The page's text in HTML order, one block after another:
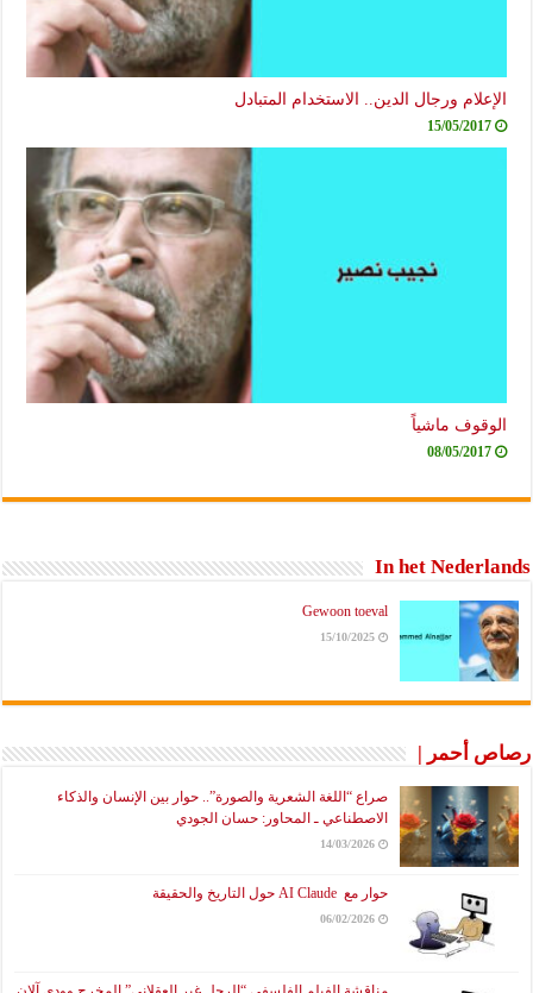
الإعلام ورجال الدين.. الاستخدام المتبادل
15/05/2017
الوقوف ماشياً
08/05/2017
In het Nederlands
Gewoon toeval
15/10/2025
رصاص أحمر |
صراع “اللغة الشعرية والصورة”.. حوار بين الإنسان والذكاء
الاصطناعي ـ المحاور: حسان الجودي
14/03/2026
حوار مع AI Claude حول التاريخ والحقيقة
06/02/2026